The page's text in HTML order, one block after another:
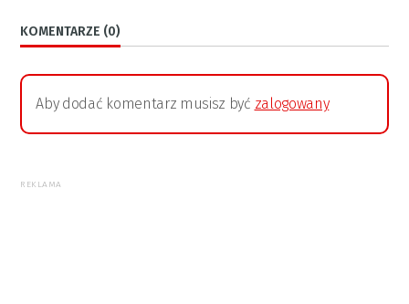
KOMENTARZE (0)
Aby dodać komentarz musisz być zalogowany
REKLAMA